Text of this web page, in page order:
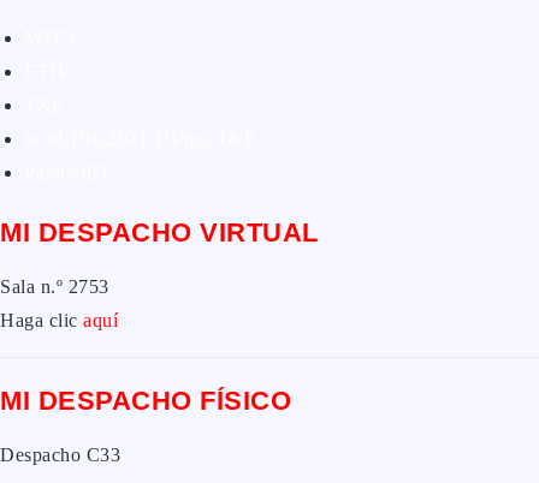
MI DESPACHO VIRTUAL
Sala n.º 2753
Haga clic aquí
MI DESPACHO FÍSICO
Despacho C33